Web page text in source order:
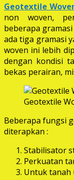
Geotextile
non woven,
beberapa
ada tiga gramasi
woven ini lebih
dengan kondisi
bekas perairan,
Geotextile
Beberapa fungsi
diterapkan :
Stabilisator
Perkuatan
Untuk tanah